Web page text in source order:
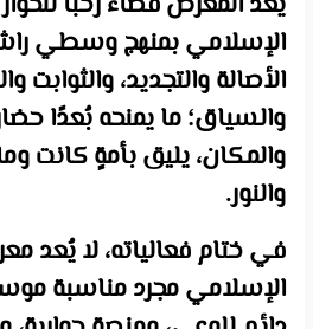
الإسلامي بمنهج وسطي
الأصالة والتجديد، والثوابت
والسياق؛ ما يمنحه بُعدًا
والمكان، يليق بأمةٍ كانت
والنور.
في ختام فعالياته، لا يُعد
الإسلامي مجرد مناسبة